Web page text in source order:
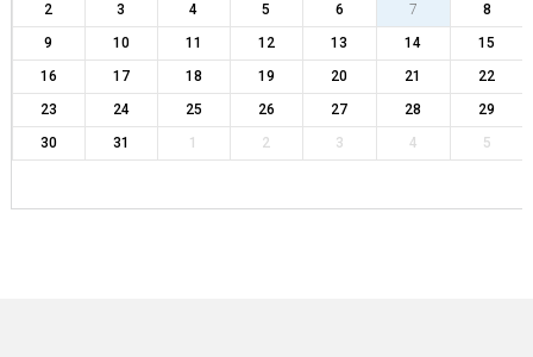
2
3 4 5 6 7
8
9
10 11 12 13 14
15
16
17 18 19 20 21
22
23
24 25 26 27 28
29
30
31 1 2 3 4 5